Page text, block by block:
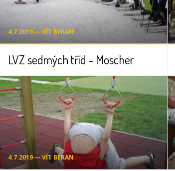
4.7.2019 ― VÍT BERAN
LVZ sedmých tříd - Moscher
4.7.2019 ― VÍT BERAN